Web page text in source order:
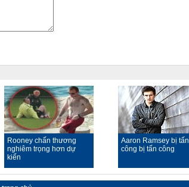
Rooney chấn thương
nghiêm trọng hơn dự
kiến
Aaron Ramsey bị tấn
công bị tấn công